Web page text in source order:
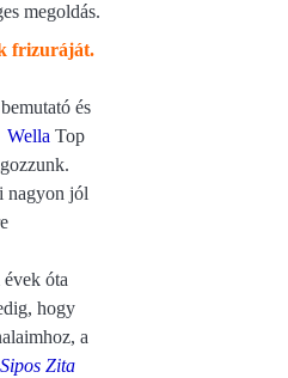
megoldás.
frizuráját.
és
Wella Top
nagyon jól
óta
hogy
a
Sipos Zita